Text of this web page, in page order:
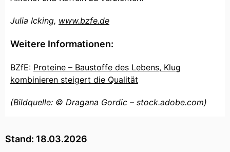
Julia Icking, www.bzfe.de
Weitere Informationen:
BZfE: Proteine – Baustoffe des Lebens, Klug
kombinieren steigert die Qualität
(Bildquelle: © Dragana Gordic – stock.adobe.com)
Stand: 18.03.2026